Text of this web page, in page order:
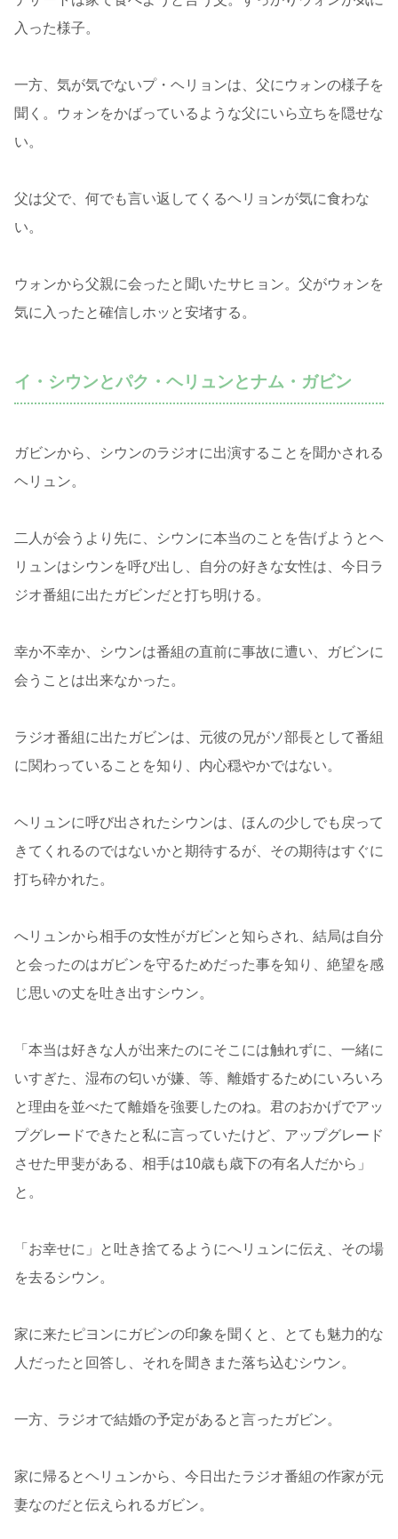
入った様子。
一方、気が気でないプ・ヘリョンは、父にウォンの様子を
聞く。ウォンをかばっているような父にいら立ちを隠せな
い。
父は父で、何でも言い返してくるヘリョンが気に食わな
い。
ウォンから父親に会ったと聞いたサヒョン。父がウォンを
気に入ったと確信しホッと安堵する。
イ・シウンとパク・ヘリュンとナム・ガビン
ガビンから、シウンのラジオに出演することを聞かされる
ヘリュン。
二人が会うより先に、シウンに本当のことを告げようとヘ
リュンはシウンを呼び出し、自分の好きな女性は、今日ラ
ジオ番組に出たガビンだと打ち明ける。
幸か不幸か、シウンは番組の直前に事故に遭い、ガビンに
会うことは出来なかった。
ラジオ番組に出たガビンは、元彼の兄がソ部長として番組
に関わっていることを知り、内心穏やかではない。
ヘリュンに呼び出されたシウンは、ほんの少しでも戻って
きてくれるのではないかと期待するが、その期待はすぐに
打ち砕かれた。
へリュンから相手の女性がガビンと知らされ、結局は自分
と会ったのはガビンを守るためだった事を知り、絶望を感
じ思いの丈を吐き出すシウン。
「本当は好きな人が出来たのにそこには触れずに、一緒に
いすぎた、湿布の匂いが嫌、等、離婚するためにいろいろ
と理由を並べたて離婚を強要したのね。君のおかげでアッ
プグレードできたと私に言っていたけど、アップグレード
させた甲斐がある、相手は10歳も歳下の有名人だから」
と。
「お幸せに」と吐き捨てるようにへリュンに伝え、その場
を去るシウン。
家に来たピヨンにガビンの印象を聞くと、とても魅力的な
人だったと回答し、それを聞きまた落ち込むシウン。
一方、ラジオで結婚の予定があると言ったガビン。
家に帰るとヘリュンから、今日出たラジオ番組の作家が元
妻なのだと伝えられるガビン。